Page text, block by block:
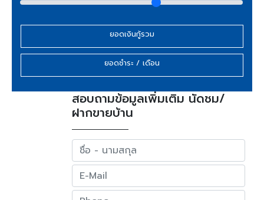
ยอดเงินกู้รวม
ยอดชำระ / เดือน
สอบถามข้อมูลเพิ่มเติม นัดชม/
ฝากขายบ้าน